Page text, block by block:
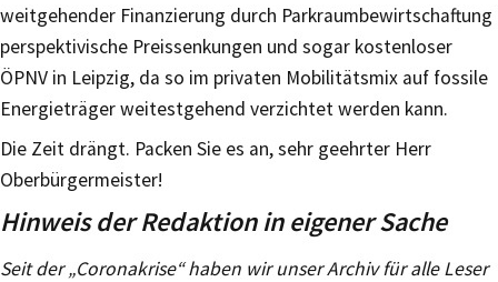
weitgehender Finanzierung durch Parkraumbewirtschaftung
perspektivische Preissenkungen und sogar kostenloser
ÖPNV in Leipzig, da so im privaten Mobilitätsmix auf fossile
Energieträger weitestgehend verzichtet werden kann.
Die Zeit drängt. Packen Sie es an, sehr geehrter Herr
Oberbürgermeister!
Hinweis der Redaktion in eigener Sache
Seit der „Coronakrise“ haben wir unser Archiv für alle Leser